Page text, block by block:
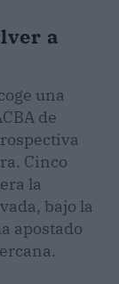
a
una
de
Cinco
la
bajo la
apostado